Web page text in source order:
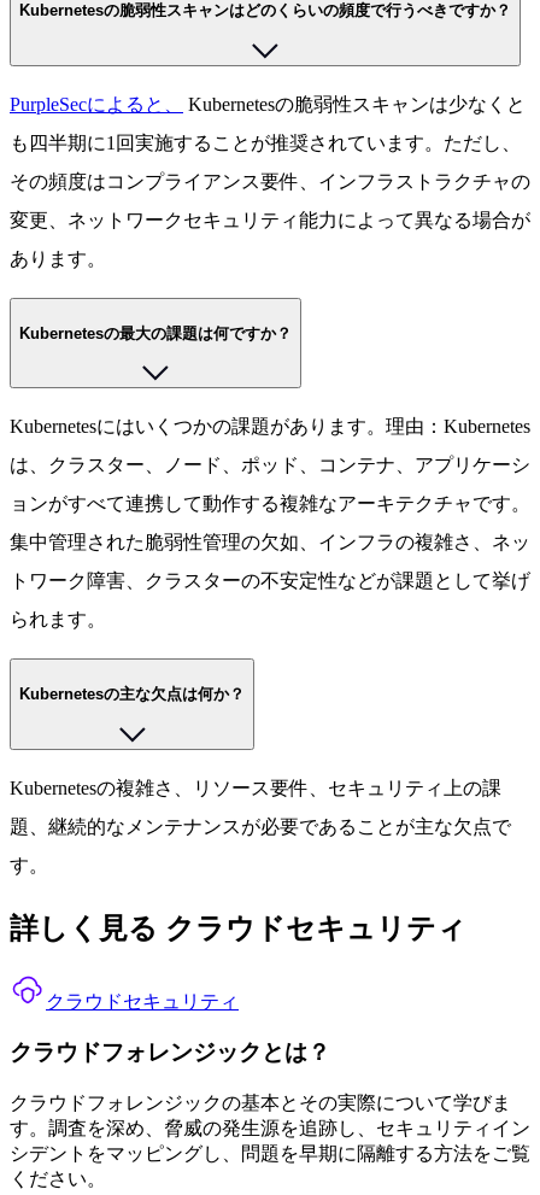
Kubernetesの脆弱性スキャンはどのくらいの頻度で行うべきですか？
PurpleSecによると、
Kubernetesの脆弱性スキャンは少なくと
も四半期に1回実施することが推奨されています。ただし、
その頻度はコンプライアンス要件、インフラストラクチャの
変更、ネットワークセキュリティ能力によって異なる場合が
あります。
Kubernetesの最大の課題は何ですか？
Kubernetesにはいくつかの課題があります。理由：Kubernetes
は、クラスター、ノード、ポッド、コンテナ、アプリケーシ
ョンがすべて連携して動作する複雑なアーキテクチャです。
集中管理された脆弱性管理の欠如、インフラの複雑さ、ネッ
トワーク障害、クラスターの不安定性などが課題として挙げ
られます。
Kubernetesの主な欠点は何か？
Kubernetesの複雑さ、リソース要件、セキュリティ上の課
題、継続的なメンテナンスが必要であることが主な欠点で
す。
詳しく見る クラウドセキュリティ
クラウドセキュリティ
クラウドフォレンジックとは？
クラウドフォレンジックの基本とその実際について学びま
す。調査を深め、脅威の発生源を追跡し、セキュリティイン
シデントをマッピングし、問題を早期に隔離する方法をご覧
ください。